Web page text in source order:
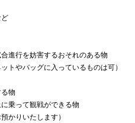
ど
進行を妨害するおそれのある物
トやバッグに入っているものは可）
物
乗って観戦ができる物
かりいたします）